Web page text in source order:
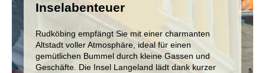
Inselabenteuer
Rudköbing empfängt Sie mit einer charmanten
Altstadt voller Atmosphäre, ideal für einen
gemütlichen Bummel durch kleine Gassen und
Geschäfte. Die Insel Langeland lädt dank kurzer